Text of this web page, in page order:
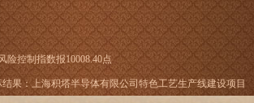
险控制指数报10008.40点
果：上海积塔半导体有限公司特色工艺生产线建设项目